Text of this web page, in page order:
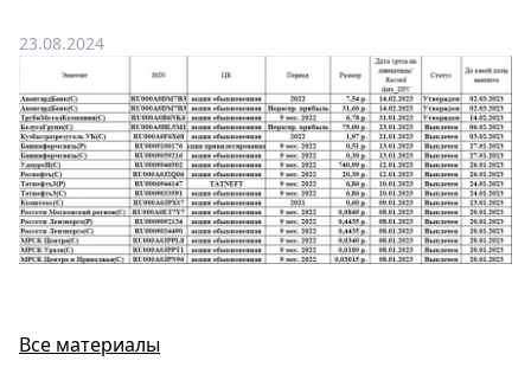
23.08.2024
Все материалы